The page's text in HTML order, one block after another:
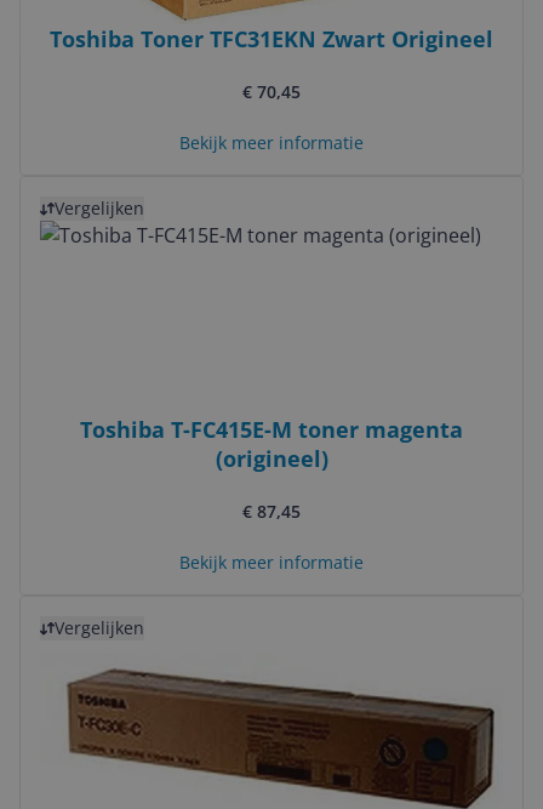
Toshiba Toner TFC31EKN Zwart Origineel
€ 70,45
Bekijk meer informatie
Vergelijken
Toshiba T-FC415E-M toner magenta
(origineel)
€ 87,45
Bekijk meer informatie
Vergelijken